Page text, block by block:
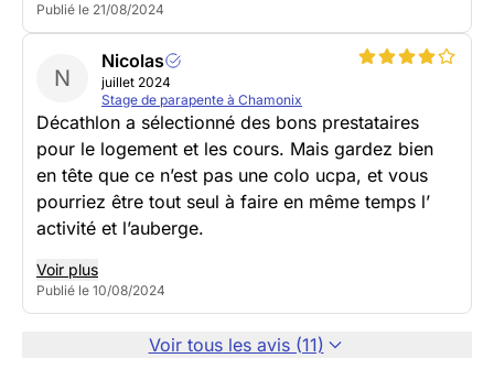
Publié le 21/08/2024
N
Nicolas
juillet 2024
Stage de parapente à Chamonix
Décathlon a sélectionné des bons prestataires
pour le logement et les cours. Mais gardez bien
en tête que ce n’est pas une colo ucpa, et vous
pourriez être tout seul à faire en même temps l’
activité et l’auberge.
Voir plus
Publié le 10/08/2024
Voir tous les avis (11)